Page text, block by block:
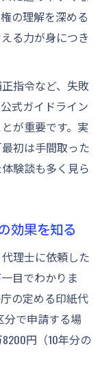
の理解を深める
る力が身につき
指令など、失敗
式ガイドライン
が重要です。実
初は手間取った
験談も多く見ら
効果を知る
理士に依頼した
目でわかりま
の定める印紙代
分で申請する場
円（10年分の